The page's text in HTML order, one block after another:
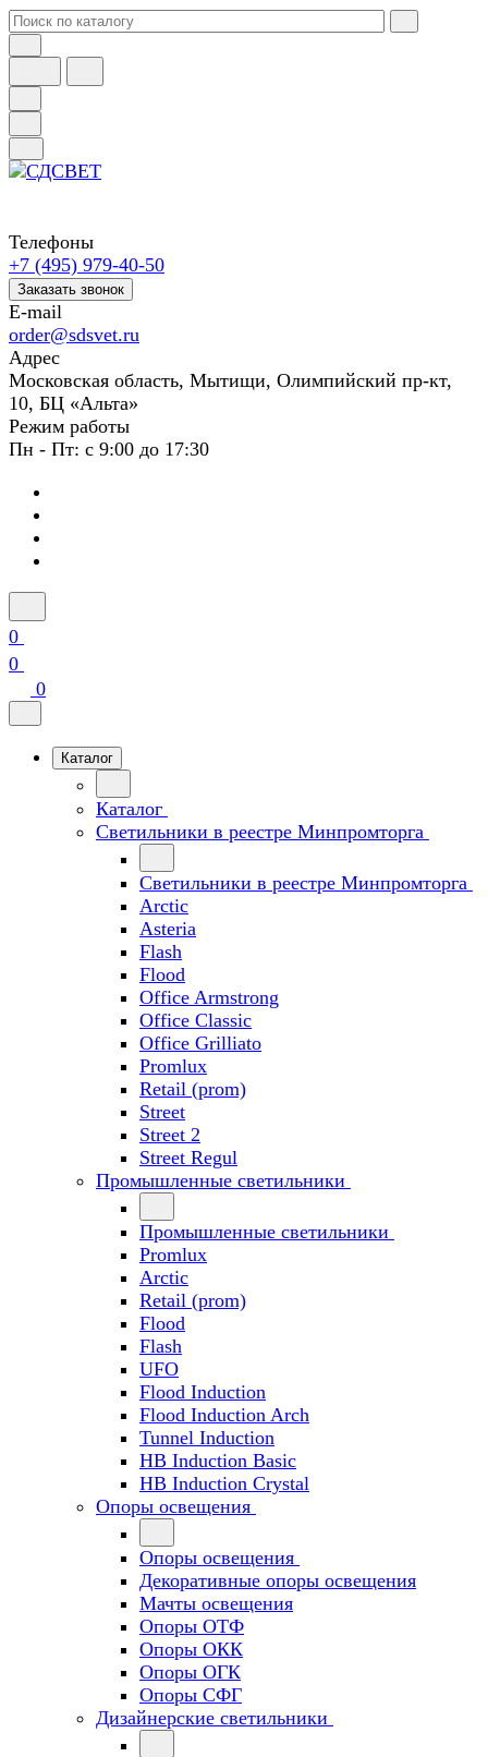
Телефоны
+7 (495) 979-40-50
Заказать звонок
E-mail
order@sdsvet.ru
Адрес
Московская область, Мытищи, Олимпийский пр-кт,
10, БЦ «Альта»
Режим работы
Пн - Пт: с 9:00 до 17:30
0
0
0
Каталог
Каталог
Светильники в реестре Минпромторга
Светильники в реестре Минпромторга
Arctic
Asteria
Flash
Flood
Office Armstrong
Office Classic
Office Grilliato
Promlux
Retail (prom)
Street
Street 2
Street Regul
Промышленные светильники
Промышленные светильники
Promlux
Arctic
Retail (prom)
Flood
Flash
UFO
Flood Induction
Flood Induction Arch
Tunnel Induction
HB Induction Basic
HB Induction Crystal
Опоры освещения
Опоры освещения
Декоративные опоры освещения
Мачты освещения
Опоры ОТФ
Опоры ОКК
Опоры ОГК
Опоры СФГ
Дизайнерские светильники